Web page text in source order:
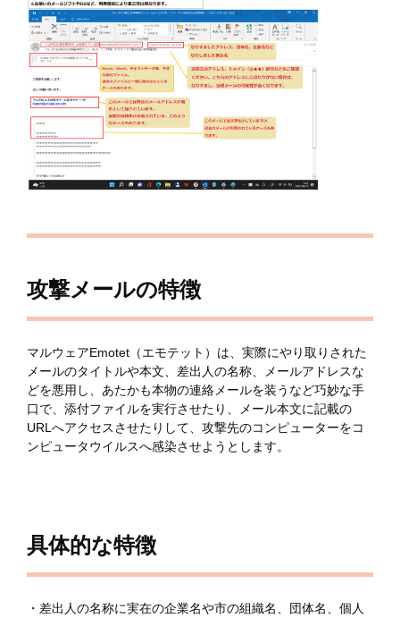
攻撃メールの特徴
マルウェアEmotet（エモテット）は、実際にやり取りされた
メールのタイトルや本文、差出人の名称、メールアドレスな
どを悪用し、あたかも本物の連絡メールを装うなど巧妙な手
口で、添付ファイルを実行させたり、メール本文に記載の
URLへアクセスさせたりして、攻撃先のコンピューターをコ
ンピュータウイルスへ感染させようとします。
具体的な特徴
・差出人の名称に実在の企業名や市の組織名、団体名、個人